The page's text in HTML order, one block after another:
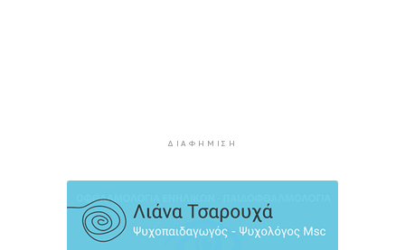
Χαρδαλιάς: Καμία ανεμογεννήτρια σε καμένες
και αναδασωτέες περιοχές της Αττικής
3 ώρες 46 λεπτά πρίν
ΔΙΑΦΉΜΙΣΗ